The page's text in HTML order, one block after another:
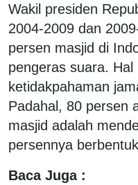
Wakil presiden
2004-2009 dan
persen masjid di
pengeras suara. Hal
ketidakpahaman
Padahal, 80 persen
masjid adalah
persennya
Baca Juga :